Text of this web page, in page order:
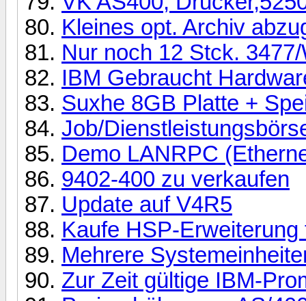
Kleines opt. Archiv
Nur noch 12 Stck.
IBM Gebraucht
Suxhe 8GB Platte +
Job/
Demo LANRPC
9402-400 zu verkaufen
Update auf V4R5
Kaufe HSP-Erweiterung
Mehrere
Zur Zeit gültige IBM-